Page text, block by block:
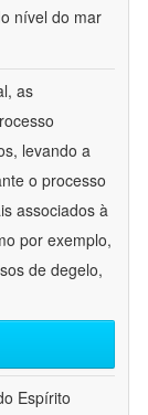
nível do mar
as
levando a
o processo
associados à
por exemplo,
de degelo,
Espírito